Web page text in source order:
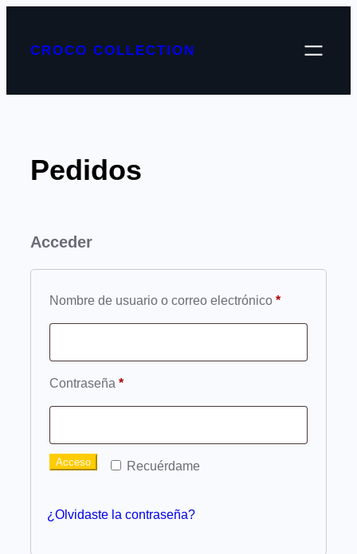
CROCO COLLECTION
Pedidos
Acceder
Nombre de usuario o correo electrónico *Obligatorio
Contraseña *Obligatorio
Recuérdame
Acceso
¿Olvidaste la contraseña?